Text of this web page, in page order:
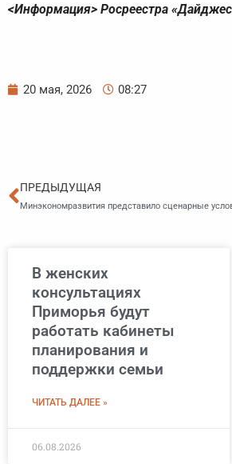
<Информация> Росреестра
20 мая, 2026 08:27
Пред
ПРЕДЫДУЩАЯ
В женских
консультациях
Приморья будут
работать кабинеты
планирования и
поддержки семьи
ЧИТАТЬ ДАЛЕЕ »
06.08.2026